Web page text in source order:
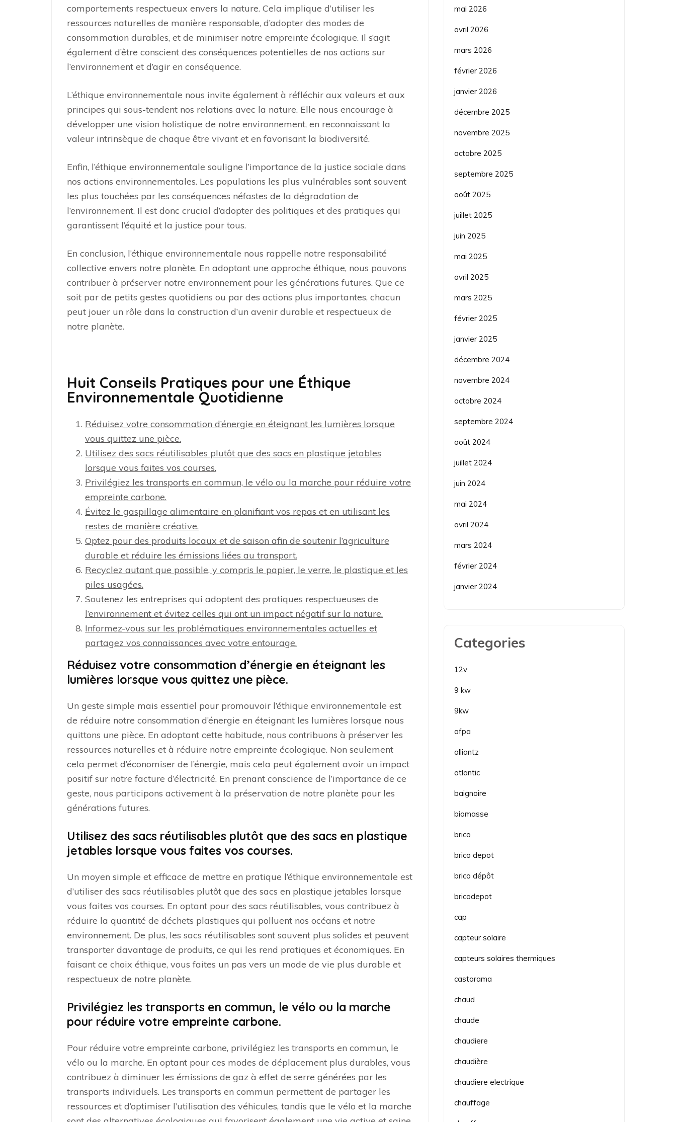
comportements respectueux envers la nature. Cela implique d’utiliser les
ressources naturelles de manière responsable, d’adopter des modes de
consommation durables, et de minimiser notre empreinte écologique. Il s’agit
également d’être conscient des conséquences potentielles de nos actions sur
l’environnement et d’agir en conséquence.
L’éthique environnementale nous invite également à réfléchir aux valeurs et aux
principes qui sous-tendent nos relations avec la nature. Elle nous encourage à
développer une vision holistique de notre environnement, en reconnaissant la
valeur intrinsèque de chaque être vivant et en favorisant la biodiversité.
Enfin, l’éthique environnementale souligne l’importance de la justice sociale dans
nos actions environnementales. Les populations les plus vulnérables sont souvent
les plus touchées par les conséquences néfastes de la dégradation de
l’environnement. Il est donc crucial d’adopter des politiques et des pratiques qui
garantissent l’équité et la justice pour tous.
En conclusion, l’éthique environnementale nous rappelle notre responsabilité
collective envers notre planète. En adoptant une approche éthique, nous pouvons
contribuer à préserver notre environnement pour les générations futures. Que ce
soit par de petits gestes quotidiens ou par des actions plus importantes, chacun
peut jouer un rôle dans la construction d’un avenir durable et respectueux de
notre planète.
Huit Conseils Pratiques pour une Éthique
Environnementale Quotidienne
Réduisez votre consommation d’énergie en éteignant les lumières lorsque
vous quittez une pièce.
Utilisez des sacs réutilisables plutôt que des sacs en plastique jetables
lorsque vous faites vos courses.
Privilégiez les transports en commun, le vélo ou la marche pour réduire votre
empreinte carbone.
Évitez le gaspillage alimentaire en planifiant vos repas et en utilisant les
restes de manière créative.
Optez pour des produits locaux et de saison afin de soutenir l’agriculture
durable et réduire les émissions liées au transport.
Recyclez autant que possible, y compris le papier, le verre, le plastique et les
piles usagées.
Soutenez les entreprises qui adoptent des pratiques respectueuses de
l’environnement et évitez celles qui ont un impact négatif sur la nature.
Informez-vous sur les problématiques environnementales actuelles et
partagez vos connaissances avec votre entourage.
Réduisez votre consommation d’énergie en éteignant les
lumières lorsque vous quittez une pièce.
Un geste simple mais essentiel pour promouvoir l’éthique environnementale est
de réduire notre consommation d’énergie en éteignant les lumières lorsque nous
quittons une pièce. En adoptant cette habitude, nous contribuons à préserver les
ressources naturelles et à réduire notre empreinte écologique. Non seulement
cela permet d’économiser de l’énergie, mais cela peut également avoir un impact
positif sur notre facture d’électricité. En prenant conscience de l’importance de ce
geste, nous participons activement à la préservation de notre planète pour les
générations futures.
Utilisez des sacs réutilisables plutôt que des sacs en plastique
jetables lorsque vous faites vos courses.
Un moyen simple et efficace de mettre en pratique l’éthique environnementale est
d’utiliser des sacs réutilisables plutôt que des sacs en plastique jetables lorsque
vous faites vos courses. En optant pour des sacs réutilisables, vous contribuez à
réduire la quantité de déchets plastiques qui polluent nos océans et notre
environnement. De plus, les sacs réutilisables sont souvent plus solides et peuvent
transporter davantage de produits, ce qui les rend pratiques et économiques. En
faisant ce choix éthique, vous faites un pas vers un mode de vie plus durable et
respectueux de notre planète.
Privilégiez les transports en commun, le vélo ou la marche
pour réduire votre empreinte carbone.
Pour réduire votre empreinte carbone, privilégiez les transports en commun, le
vélo ou la marche. En optant pour ces modes de déplacement plus durables, vous
contribuez à diminuer les émissions de gaz à effet de serre générées par les
transports individuels. Les transports en commun permettent de partager les
ressources et d’optimiser l’utilisation des véhicules, tandis que le vélo et la marche
mai 2026
avril 2026
mars 2026
février 2026
janvier 2026
décembre 2025
novembre 2025
octobre 2025
septembre 2025
août 2025
juillet 2025
juin 2025
mai 2025
avril 2025
mars 2025
février 2025
janvier 2025
décembre 2024
novembre 2024
octobre 2024
septembre 2024
août 2024
juillet 2024
juin 2024
mai 2024
avril 2024
mars 2024
février 2024
janvier 2024
Categories
12v
9 kw
9kw
afpa
alliantz
atlantic
baignoire
biomasse
brico
brico depot
brico dépôt
bricodepot
cap
capteur solaire
capteurs solaires thermiques
castorama
chaud
chaude
chaudiere
chaudière
chaudiere electrique
chauffage